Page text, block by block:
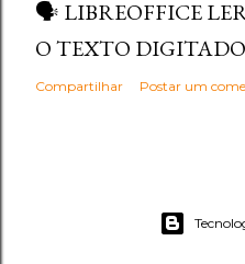
🗣️ LIBREOFFICE
O TEXTO DIGITADO
Compartilhar Postar um